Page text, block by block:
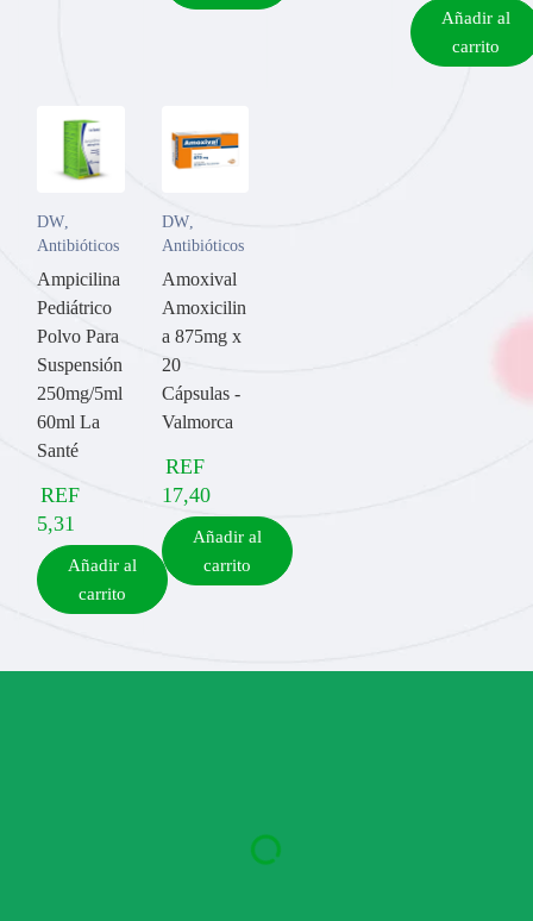
Añadir al
carrito
DW,
Antibióticos
Ampicilina
Pediátrico
Polvo Para
Suspensión
250mg/5ml
60ml La
Santé
REF
5,31
Añadir al
carrito
DW,
Antibióticos
Amoxival
Amoxicilin
a 875mg x
20
Cápsulas -
Valmorca
REF
17,40
Añadir al
carrito